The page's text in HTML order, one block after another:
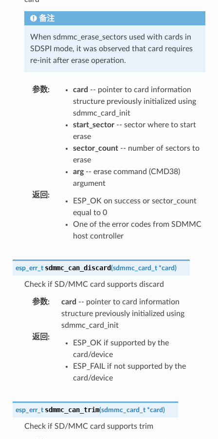
备注
When sdmmc_erase_sectors used with cards in
SDSPI mode, it was observed that card requires
re-init after erase operation.
参数: card -- pointer to card information
structure previously initialized using
sdmmc_card_init
start_sector-- sector where to start
erase
sector_count-- number of sectors to
erase
arg-- erase command (CMD38)
argument
返回 :
ESP_OK on success or sector_count
equal to 0
One of the error codes from SDMMC
host controller
esp_err_t sdmmc_can_discard(sdmmc_card_t *card)
Check if SD/MMC card supports discard
参数: card -- pointer to card information
structure previously initialized using
sdmmc_card_init
返回 :
ESP_OK if supported by the
card/device
ESP_FAIL if not supported by the
card/device
esp_err_t sdmmc_can_trim(sdmmc_card_t *card)
Check if SD/MMC card supports trim